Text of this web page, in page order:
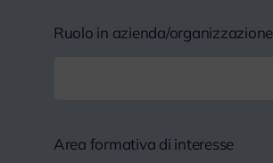
Ruolo in azienda/organizzazione
Area formativa di interesse